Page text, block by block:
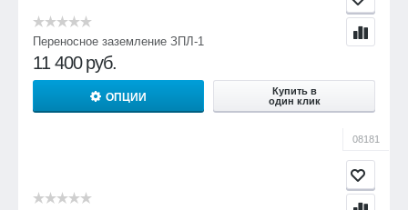
Переносное заземление ЗПЛ-1
11 400 руб.
ОПЦИИ
Купить в
один клик
08181